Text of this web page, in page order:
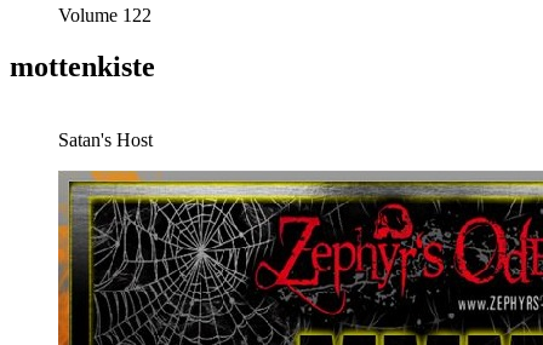
Volume 122
mottenkiste
Satan's Host